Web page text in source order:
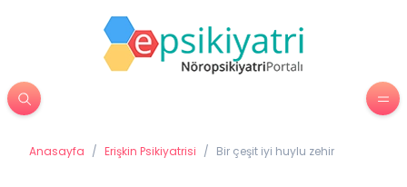
Anasayfa / Erişkin Psikiyatrisi / Bir çeşit iyi huylu zehir